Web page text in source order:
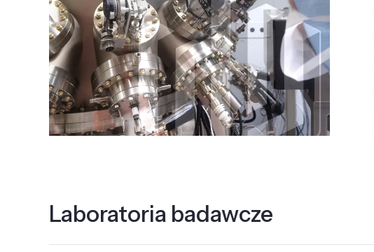
Laboratoria badawcze